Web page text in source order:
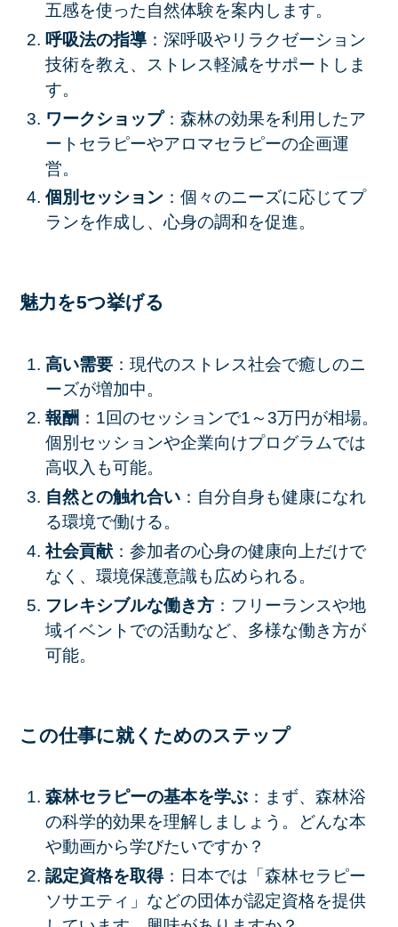
五感を使った自然体験を案内します。
呼吸法の指導：深呼吸やリラクゼーション
技術を教え、ストレス軽減をサポートしま
す。
ワークショップ：森林の効果を利用したア
ートセラピーやアロマセラピーの企画運
営。
個別セッション：個々のニーズに応じてプ
ランを作成し、心身の調和を促進。
魅力を5つ挙げる
高い需要：現代のストレス社会で癒しのニ
ーズが増加中。
報酬 ：1回のセッションで1～3万円が相場。
個別セッションや企業向けプログラムでは
高収入も可能。
自然との触れ合い：自分自身も健康になれ
る環境で働ける。
社会貢献：参加者の心身の健康向上だけで
なく、環境保護意識も広められる。
フレキシブルな働き方：フリーランスや地
域イベントでの活動など、多様な働き方が
可能。
この仕事に就くためのステップ
森林セラピーの基本を学ぶ：まず、森林浴
の科学的効果を理解しましょう。どんな本
や動画から学びたいですか？
認定資格を取得：日本では「森林セラピー
ソサエティ」などの団体が認定資格を提供